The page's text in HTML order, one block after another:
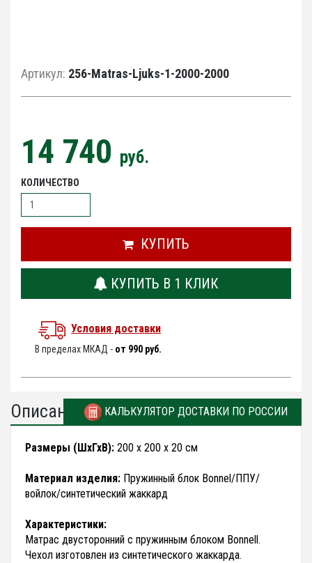
Артикул: 256-Matras-Ljuks-1-2000-2000
14 740 руб.
КОЛИЧЕСТВО
КУПИТЬ
КУПИТЬ В 1 КЛИК
Условия доставки
В пределах МКАД - от 990 руб.
Описание КАЛЬКУЛЯТОР ДОСТАВКИ ПО РОССИИ
Размеры (ШхГхВ): 200 x 200 x 20 см
Материал изделия: Пружинный блок Bonnel/ППУ/
войлок/синтетический жаккард
Характеристики:
Матрас двусторонний с пружинным блоком Bonnell.
Чехол изготовлен из синтетического жаккарда.